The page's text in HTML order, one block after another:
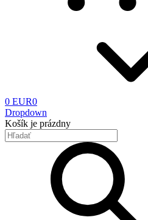
0 EUR0
Dropdown
Košík je prázdny